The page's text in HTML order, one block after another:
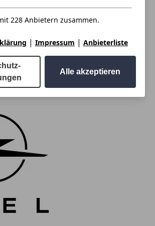
228 Anbietern zusammen.
| Impressum | Anbieterliste
Alle akzeptieren